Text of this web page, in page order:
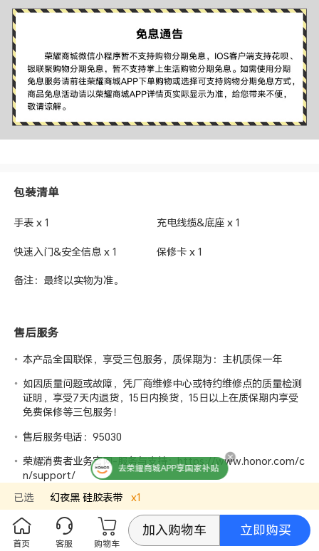
去荣耀商城APP享国家补贴
包装清单
手表 x 1 充电线缆&底座 x 1
快速入门&安全信息 x 1 保修卡 x 1
备注：最终以实物为准。
售后服务
本产品全国联保，享受三包服务，质保期为：主机质保一年
如因质量问题或故障，凭厂商维修中心或特约维修点的质量检测
证明，享受7天内退货，15日内换货，15日以上在质保期内享受
免费保修等三包服务！
售后服务电话：95030
荣耀消费者业务官网-服务与支持：https://www.honor.com/c
n/support/
特别提醒
已选 幻夜黑 硅胶表带 x1
首页 客服 购物车
加入购物车 立即购买